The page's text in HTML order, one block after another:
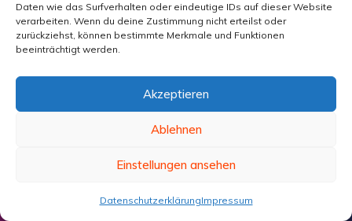
Daten wie das Surfverhalten oder eindeutige IDs auf dieser Website
verarbeiten. Wenn du deine Zustimmung nicht erteilst oder
zurückziehst, können bestimmte Merkmale und Funktionen
beeinträchtigt werden.
Akzeptieren
Ablehnen
Einstellungen ansehen
DatenschutzerklärungImpressum